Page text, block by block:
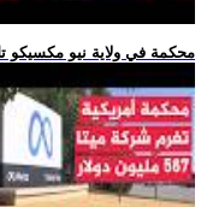
.. محكمة في ولاية نيو مكسيكو تلزم